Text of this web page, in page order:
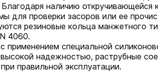
наличию откручивающейся
для проверки засоров или ее
резиновые кольца манжетного
4060.
применением специальной
надежностью, раструбные
правильной эксплуатации.